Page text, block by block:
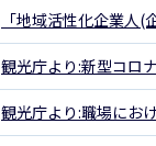
「地域活性化企業人
観光庁より:新型コロ
観光庁より:職場にお